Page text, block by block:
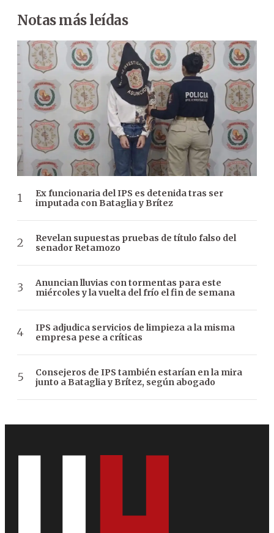
Notas más leídas
Ex funcionaria del IPS es detenida tras ser
imputada con Bataglia y Brítez
Revelan supuestas pruebas de título falso del
senador Retamozo
Anuncian lluvias con tormentas para este
miércoles y la vuelta del frío el fin de semana
IPS adjudica servicios de limpieza a la misma
empresa pese a críticas
Consejeros de IPS también estarían en la mira
junto a Bataglia y Brítez, según abogado